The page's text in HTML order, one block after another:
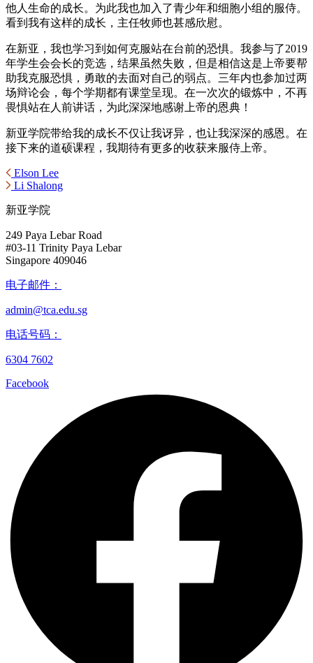
他⼈⽣命的成⻓。为此我也加⼊了⻘少年和细胞⼩组的服侍。
看到我有这样的成⻓，主任牧师也甚感欣慰。
在新亚，我也学习到如何克服站在台前的恐惧。我参与了2019
年学⽣会会⻓的竞选，结果虽然失败，但是相信这是上帝要帮
助我克服恐惧，勇敢的去⾯对⾃⼰的弱点。三年内也参加过两
场辩论会，每个学期都有课堂呈现。在⼀次次的锻炼中，不再
畏惧站在⼈前讲话，为此深深地感谢上帝的恩典！
新亚学院带给我的成⻓不仅让我讶异，也让我深深的感恩。在
接下来的道硕课程，我期待有更多的收获来服侍上帝。
Elson Lee
Li Shalong
新亚学院
249 Paya Lebar Road
#03-11 Trinity Paya Lebar
Singapore 409046
电子邮件：
admin@tca.edu.sg
电话号码：
6304 7602
Facebook